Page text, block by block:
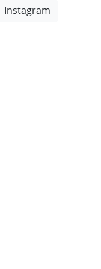
Instagram